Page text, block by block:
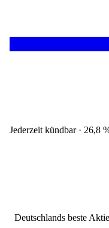
Jederzeit kündbar · 26,8
Deutschlands beste